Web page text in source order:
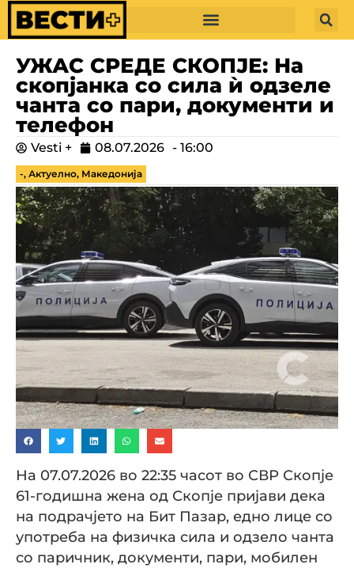
УЖАС СРЕДЕ СКОПЈЕ: На
скопјанка со сила ѝ одзеле
чанта со пари, документи и
телефон
Vesti + 08.07.2026 - 16:00
-, Актуелно, Македонија
На 07.07.2026 во 22:35 часот во СВР Скопје
61-годишна жена од Скопје пријави дека
на подрачјето на Бит Пазар, едно лице со
употреба на физичка сила и одзело чанта
со паричник, документи, пари, мобилен